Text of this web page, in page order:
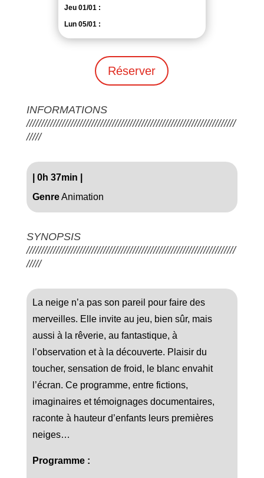
Jeu 01/01 :
Lun 05/01 :
Réserver
INFORMATIONS
///////////////////////////////////////////////////////////////////////
/////
0h 37min
GenreAnimation
SYNOPSIS
///////////////////////////////////////////////////////////////////////
/////
La neige n’a pas son pareil pour faire des
merveilles. Elle invite au jeu, bien sûr, mais
aussi à la rêverie, au fantastique, à
l’observation et à la découverte. Plaisir du
toucher, sensation de froid, le blanc envahit
l’écran. Ce programme, entre fictions,
imaginaires et témoignages documentaires,
raconte à hauteur d’enfants leurs premières
neiges…
Programme :